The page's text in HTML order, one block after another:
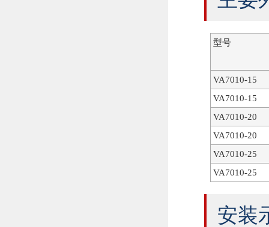
型号
VA7010-15
VA7010-15
VA7010-20
VA7010-20
VA7010-25
VA7010-25
安装